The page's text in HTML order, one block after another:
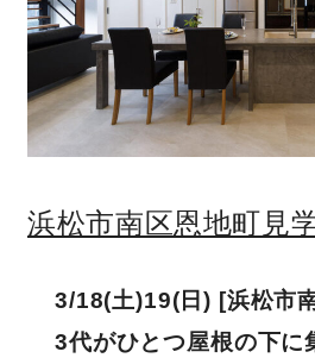
来店・見
OWNER’S SITE オ
nattokuグループコーポ
nattoku住宅 10のこだわり
浜松市南区恩地町見
3/18(土)19(日) [浜松市
3代がひとつ屋根の下に